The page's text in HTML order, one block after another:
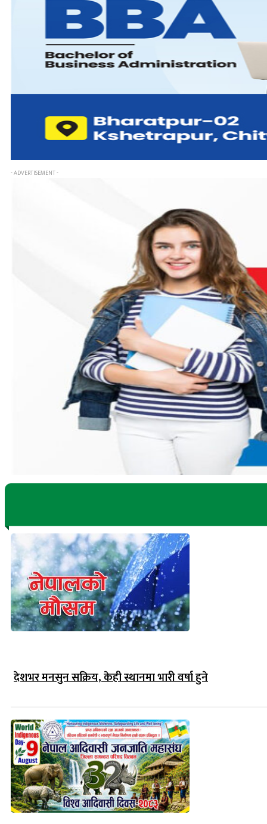
- ADVERTISEMENT -
देशभर मनसुन सक्रिय, केही स्थानमा भारी वर्षा हुने